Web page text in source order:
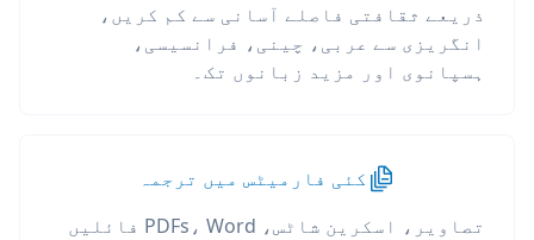
ذریعے ثقافتی فاصلے آسانی سے کم کریں،
انگریزی سے عربی، چینی، فرانسیسی،
ہسپانوی اور مزید زبانوں تک۔
کئی فارمیٹس میں ترجمہ
تصاویر، اسکرین شاٹس، PDFs، Word فائلیں